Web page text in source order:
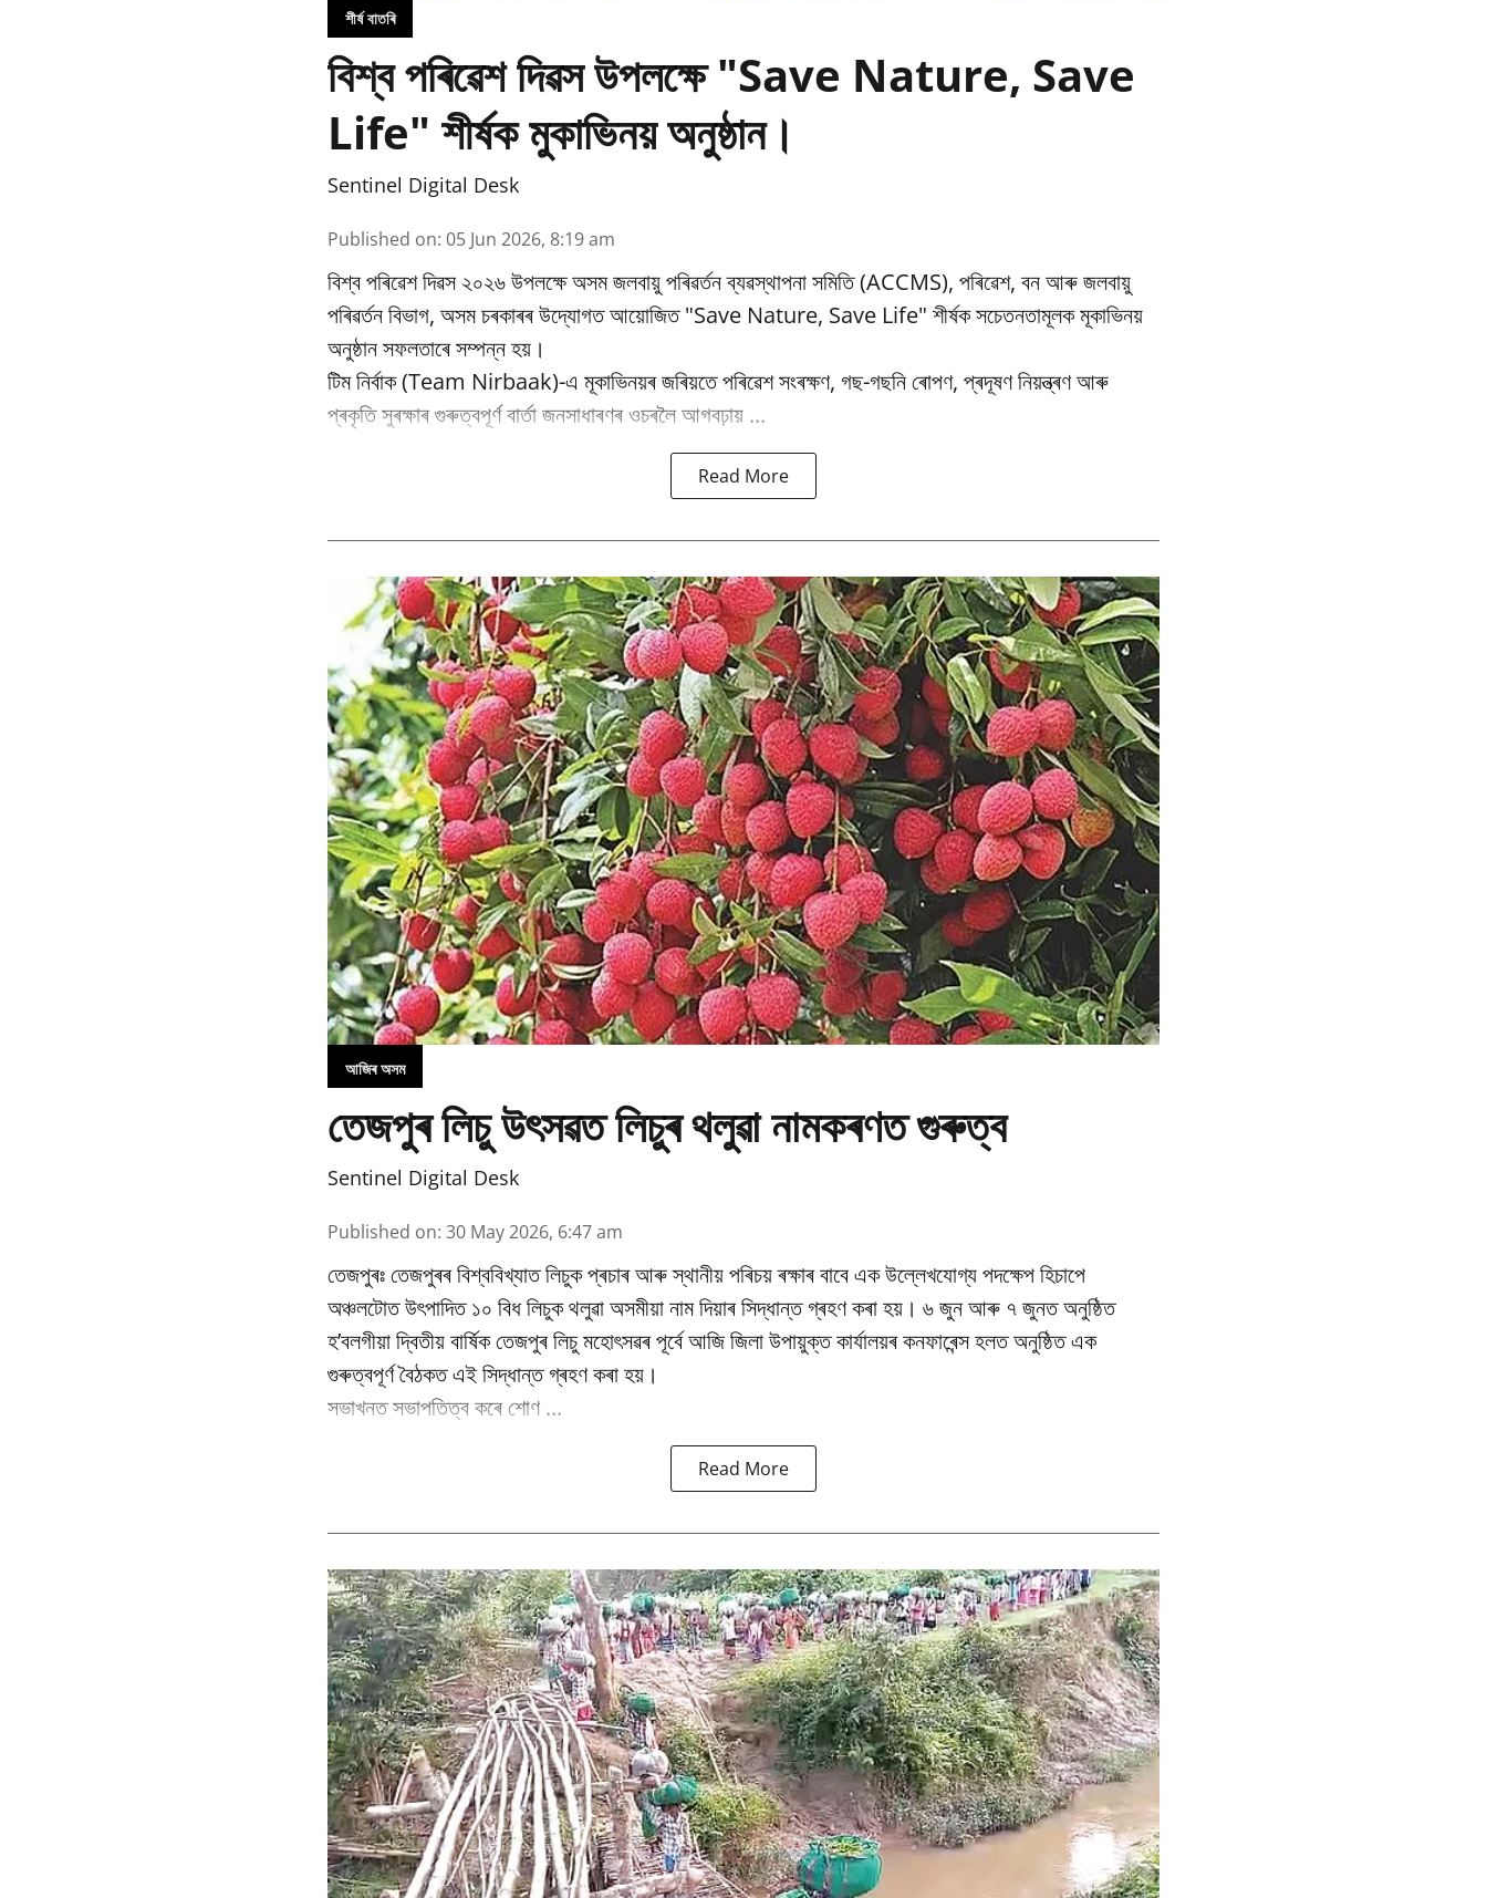
শীৰ্ষ বাতৰি
বিশ্ব পৰিৱেশ দিৱস উপলক্ষে "Save Nature, Save
Life" শীৰ্ষক মুকাভিনয় অনুষ্ঠান।
Sentinel Digital Desk
Published on: 05 Jun 2026, 8:19 am
বিশ্ব পৰিৱেশ দিৱস ২০২৬ উপলক্ষে অসম জলবায়ু পৰিৱর্তন ব্যৱস্থাপনা সমিতি (ACCMS), পৰিৱেশ, বন আৰু জলবায়ু
পৰিৱর্তন বিভাগ, অসম চৰকাৰৰ উদ্যোগত আয়োজিত "Save Nature, Save Life" শীৰ্ষক সচেতনতামূলক মূকাভিনয়
অনুষ্ঠান সফলতাৰে সম্পন্ন হয়।
টিম নিৰ্বাক (Team Nirbaak)-এ মূকাভিনয়ৰ জৰিয়তে পৰিৱেশ সংৰক্ষণ, গছ-গছনি ৰোপণ, প্ৰদূষণ নিয়ন্ত্ৰণ আৰু
প্ৰকৃতি সুৰক্ষাৰ গুৰুত্বপূৰ্ণ বাৰ্তা জনসাধাৰণৰ ওচৰলৈ আগবঢ়ায় ...
Read More
আজিৰ অসম
তেজপুৰ লিচু উৎসৱত লিচুৰ থলুৱা নামকৰণত গুৰুত্ব
Sentinel Digital Desk
Published on: 30 May 2026, 6:47 am
তেজপুৰঃ তেজপুৰৰ বিশ্ববিখ্যাত লিচুক প্ৰচাৰ আৰু স্থানীয় পৰিচয় ৰক্ষাৰ বাবে এক উল্লেখযোগ্য পদক্ষেপ হিচাপে
অঞ্চলটোত উৎপাদিত ১০ বিধ লিচুক থলুৱা অসমীয়া নাম দিয়াৰ সিদ্ধান্ত গ্ৰহণ কৰা হয়। ৬ জুন আৰু ৭ জুনত অনুষ্ঠিত
হ’বলগীয়া দ্বিতীয় বাৰ্ষিক তেজপুৰ লিচু মহোৎসৱৰ পূৰ্বে আজি জিলা উপায়ুক্ত কাৰ্যালয়ৰ কনফাৰেন্স হলত অনুষ্ঠিত এক
গুৰুত্বপূৰ্ণ বৈঠকত এই সিদ্ধান্ত গ্ৰহণ কৰা হয়।
সভাখনত সভাপতিত্ব কৰে শোণ ...
Read More